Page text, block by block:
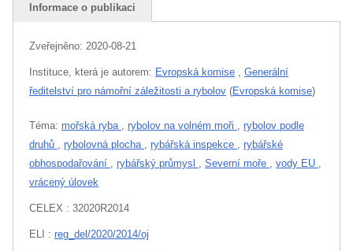
Informace o publikaci
Zveřejněno: 2020-08-21
Instituce, která je autorem: Evropská komise
Generální
ředitelství pro námořní záležitosti a rybolov (Evropská komise)
Téma: mořská ryba rybolov na volném moři
rybolov podle
druhů
rybolovná plocha rybářská inspekce
rybářské
obhospodařování
rybářský průmysl Severní moře vody EU
vrácený úlovek
CELEX : 32020R2014
ELI : reg_del/2020/2014/oj